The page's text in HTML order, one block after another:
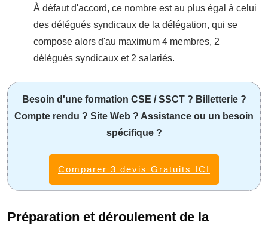
À défaut d'accord, ce nombre est au plus égal à celui
des délégués syndicaux de la délégation, qui se
compose alors d'au maximum 4 membres, 2
délégués syndicaux et 2 salariés.
Besoin d'une formation CSE / SSCT ? Billetterie ?
Compte rendu ? Site Web ? Assistance ou un besoin
spécifique ?
Comparer 3 devis Gratuits ICI
Préparation et déroulement de la